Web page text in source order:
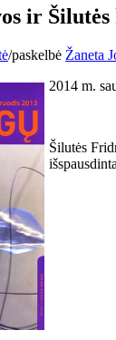
ir
/paskelbė Žaneta
2014 m.
Šilutės